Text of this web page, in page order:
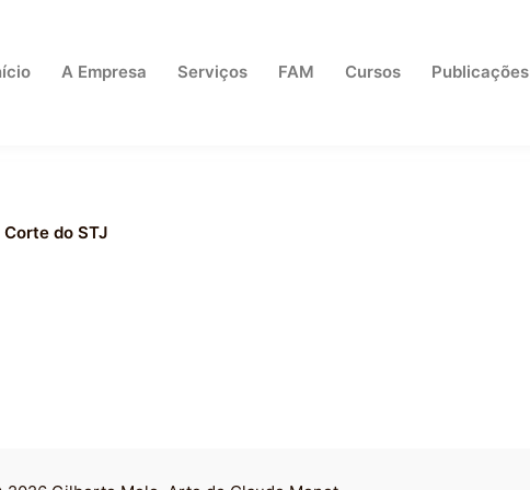
A Empresa Serviços FAM Cursos Publicações
do STJ